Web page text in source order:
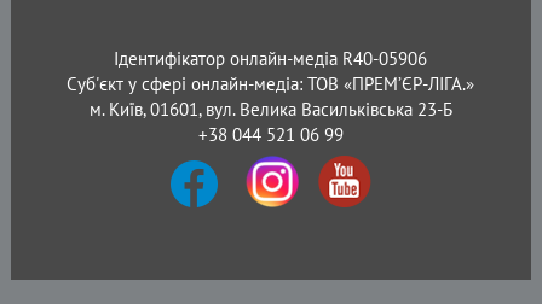
Ідентифікатор онлайн-медіа R40-05906
Суб'єкт у сфері онлайн-медіа: ТОВ «ПРЕМ’ЄР-ЛІГА.»
м. Київ, 01601, вул. Велика Васильківська 23-Б
+38 044 521 06 99